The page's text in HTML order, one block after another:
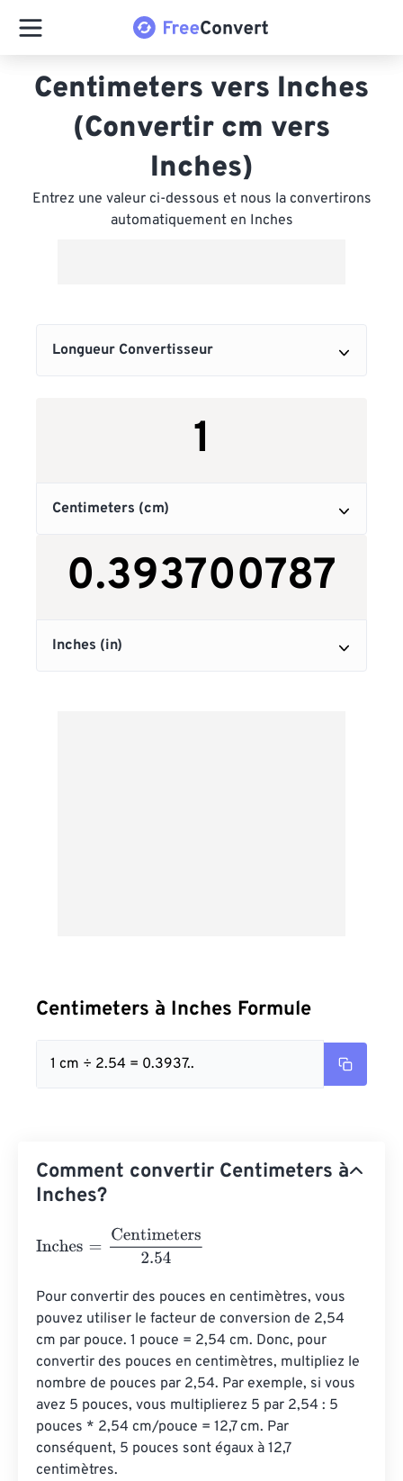
Centimeters vers Inches
(Convertir cm vers
Inches)
Entrez une valeur ci-dessous et nous la convertirons
automatiquement en Inches
Centimeters à Inches Formule
1 cm ÷ 2.54 = 0.3937..
Comment convertir Centimeters à
Inches?
Inches Centimeters2.54
Pour convertir des pouces en centimètres, vous
pouvez utiliser le facteur de conversion de 2,54
cm par pouce. 1 pouce = 2,54 cm. Donc, pour
convertir des pouces en centimètres, multipliez le
nombre de pouces par 2,54. Par exemple, si vous
avez 5 pouces, vous multiplierez 5 par 2,54 : 5 ​​
pouces * 2,54 cm/pouce = 12,7 cm. Par
conséquent, 5 pouces sont égaux à 12,7
centimètres.